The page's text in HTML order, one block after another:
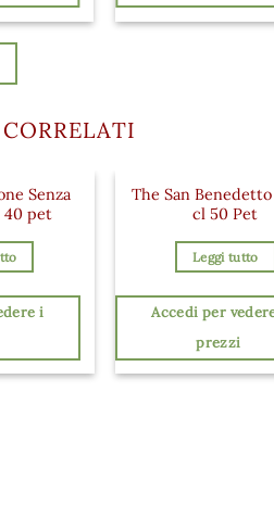
Senza
40 pet
i
The San Benedetto
cl 50 Pet
Leggi tutto
Accedi per
prezzi